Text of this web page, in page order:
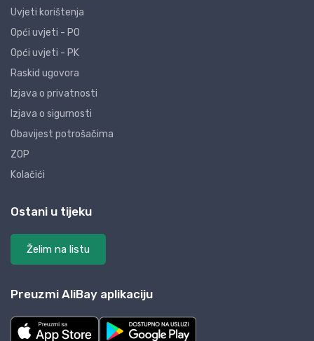
Uvjeti korištenja
Opći uvjeti - PO
Opći uvjeti - PK
Raskid ugovora
Izjava o privatnosti
Izjava o sigurnosti
Obavijest potrošačima
ZOP
Kolačići
Ostani u tijeku
Želim na listu
Preuzmi AliBay aplikaciju